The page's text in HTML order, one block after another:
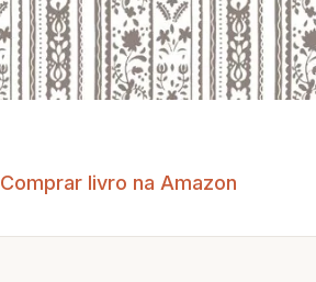
Comprar livro na Amazon